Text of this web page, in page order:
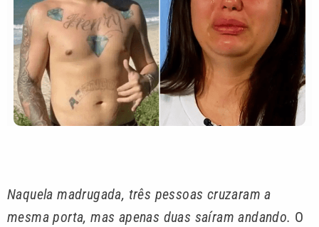
Naquela madrugada, três pessoas cruzaram a
mesma porta, mas apenas duas saíram andando. O